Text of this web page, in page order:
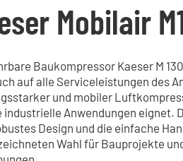
Mobilair
Baukompressor Kaeser M
auf alle Serviceleistungen des
und mobiler
industrielle Anwendungen eignet.
Design und die einfache
Wahl für Bauprojekte